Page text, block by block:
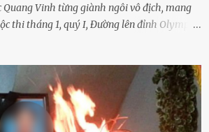
Quang Vinh từng giành ngôi vô địch, mang
thi tháng 1, quý I, Đường lên đỉnh Olympia.
xao, bức xúc trong dư luận. Ngay sau đó,
Nguyễn Tất Thành báo cáo xác nhận tài
học sinh Chu Ngọc Quang Vinh, lớp 12 Anh
này từng giành ngôi vô địch, mang về